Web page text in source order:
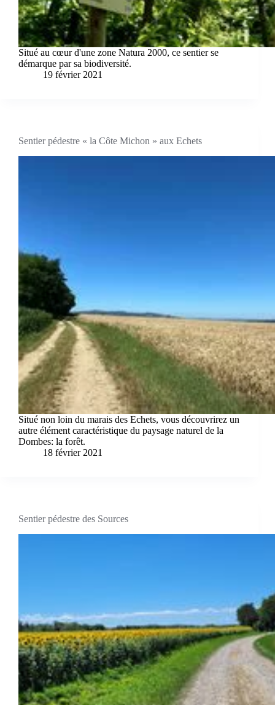
Situé au cœur d'une zone Natura 2000, ce sentier se
démarque par sa biodiversité.
19 février 2021
Sentier pédestre « la Côte Michon » aux Echets
Situé non loin du marais des Echets, vous découvrirez un
autre élément caractéristique du paysage naturel de la
Dombes: la forêt.
18 février 2021
Sentier pédestre des Sources